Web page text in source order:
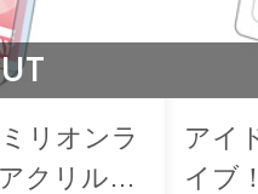
リオンラ
クリルブ
アイ
イブ